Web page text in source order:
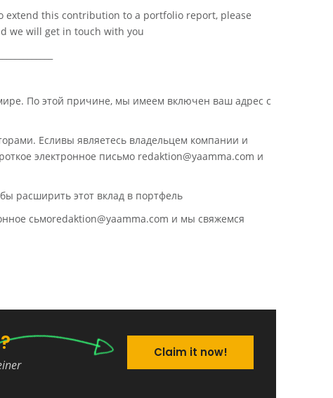
extend this contribution to a portfolio report, please
we will get in touch with you
По этой причине, мы имеем включен ваш адрес с
Есливы являетесь владельцем компании и
электронное письмо redaktion@yaamma.com и
расширить этот вклад в портфель
сьмоredaktion@yaamma.com и мы свяжемся
Claim it now!